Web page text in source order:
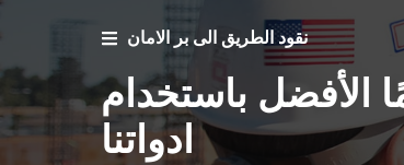
نقود الطريق الى بر الامان
الأفضل باستخدام
ادواتنا